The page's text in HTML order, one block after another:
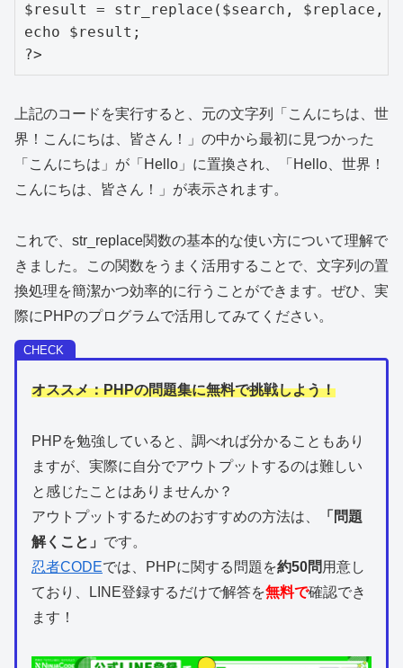
$result = str_replace($search, $replace,
echo $result;
?>
上記のコードを実行すると、元の文字列「こんにちは、世
界！こんにちは、皆さん！」の中から最初に見つかった
「こんにちは」が「Hello」に置換され、「Hello、世界！
こんにちは、皆さん！」が表示されます。
これで、str_replace関数の基本的な使い方について理解で
きました。この関数をうまく活用することで、文字列の置
換処理を簡潔かつ効率的に行うことができます。ぜひ、実
際にPHPのプログラムで活用してみてください。
オススメ：PHPの問題集に無料で挑戦しよう！
PHPを勉強していると、調べれば分かることもあり
ますが、実際に自分でアウトプットするのは難しい
と感じたことはありませんか？
アウトプットするためのおすすめの方法は、
「問題
解くこと」 です。
忍者CODEでは、PHPに関する問題を約50問 用意し
ており、LINE登録するだけで解答を無料で確認でき
ます！